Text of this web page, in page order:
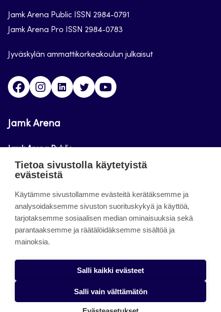
Jamk Arena Public ISSN 2984-0791
Jamk Arena Pro ISSN 2984-0783
Jyväskylän ammattikorkeakoulun julkaisut
FacebookInstagramLinkedinTwitter
Jamk Arena
Jamk Arena Public
Jamk Arena Pro
Tietoa sivustosta
Saavutettavuusseloste
Alasottoilmoitus
Tietoa sivustolla käytetyistä
evästeistä
Käytämme sivustollamme evästeitä kerätäksemme ja
analysoidaksemme sivuston suorituskykyä ja käyttöä,
tarjotaksemme sosiaalisen median ominaisuuksia sekä
parantaaksemme ja räätälöidäksemme sisältöä ja
mainoksia.
Salli kaikki evästeet
Salli vain välttämätön